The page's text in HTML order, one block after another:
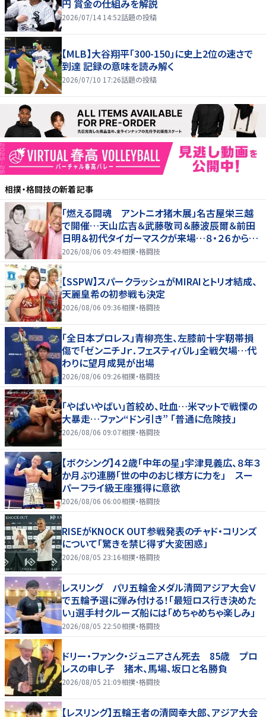
円 賞金の仕組みを解説
2026/07/14 14:52話題の投稿
【MLB】大谷翔平「300-150」に史上2位の速さで
到達 記録の意味を読み解く
2026/07/10 17:26話題の投稿
相撲・格闘技の新着記事
「燃える闘魂 アントニオ猪木展」名古屋栄三越
で開催…天山広吉＆武藤敬司＆藤波辰爾＆前田
日明＆初代タイガーマスクが来場…８・２６から９・
７まで
2026/08/06 09:49相撲・格闘技
【SSPW】スパークラッシュがMIRAIとトリオ結成、
天麗皇希の初参戦も決定
2026/08/06 09:36相撲・格闘技
「全日本プロレス」青柳亮生、左膝前十字靭帯損
傷で「ゼンニチＪｒ．フェスティバル」全戦欠場…代
わりに望月成晃が出場
2026/08/06 09:26相撲・格闘技
「やばいやばい」首絞め、吐血…米マットで戦慄の
大暴走…ファン“ドン引き” 「普通に危険技」
2026/08/06 09:07相撲・格闘技
【ボクシング】４２歳「中年の星」宇津見義広、８年３
か月ぶり連勝「世の中のおじ様方に力を」 スー
パーフライ級王座獲得に意欲
2026/08/06 06:00相撲・格闘技
RISEがKNOCK OUT参戦発表のチャド・コリンズ
について「驚きを禁じ得ず大変困惑」
2026/08/05 23:16相撲・格闘技
レスリング パリ五輪金メダル清岡アジア大会Ｖ
で五輪予選に弾み付ける！「最短ロス行き決めた
い」選手村クルーズ船には「めちゃめちゃ楽しみ」
2026/08/05 22:50相撲・格闘技
ドリー・ファンク・ジュニアさん死去 85歳 プロ
レスの申し子 猪木、馬場、坂口と名勝負
2026/08/05 21:09相撲・格闘技
【レスリング】五輪王者の清岡幸大郎、アジア大会